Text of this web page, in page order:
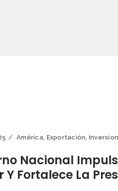
América, Exportación,
Nacional
Y Fortalece La